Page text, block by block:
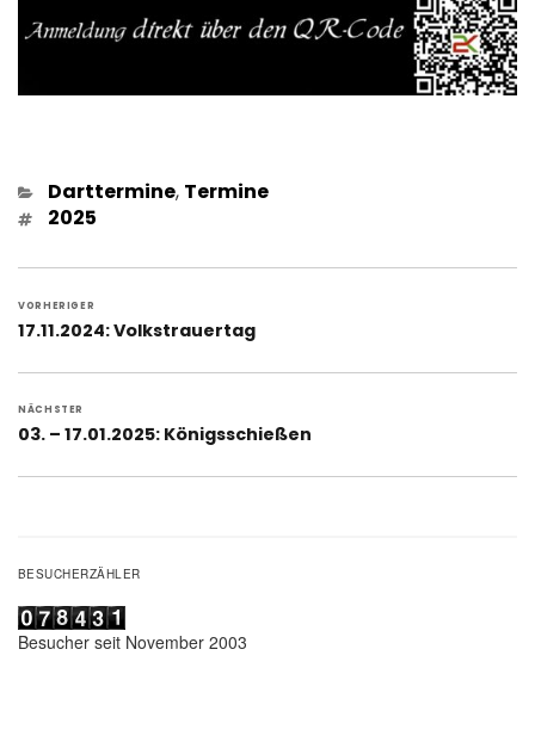
Kategorien
Darttermine, Termine
Schlagwörter
2025
VORHERIGER
Vorheriger
17.11.2024: Volkstrauertag
NÄCHSTER
Nächster
03. – 17.01.2025: Königsschießen
BESUCHERZÄHLER
Besucher seit November 2003